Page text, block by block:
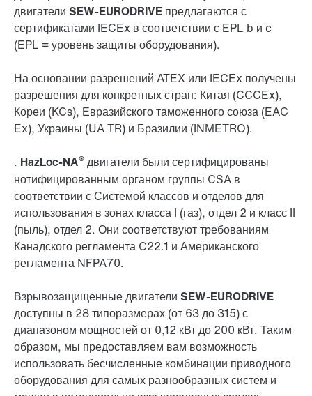
двигатели SEW-EURODRIVE предлагаются с
сертификатами IECEx в соответствии с EPL b и c
(EPL = уровень защиты оборудования).
На основании разрешений ATEX или IECEx получены
разрешения для конкретных стран: Китая (CCCEx),
Кореи (KCs), Евразийского таможенного союза (EAC
Ex), Украины (UA TR) и Бразилии (INMETRO).
. HazLoc-NA® двигатели были сертифицированы
нотифицированным органом группы CSA в
соответствии с Системой классов и отделов для
использования в зонах класса I (газ), отдел 2 и класс II
(пыль), отдел 2. Они соответствуют требованиям
Канадского регламента C22.1 и Американского
регламента NFPA70.
Взрывозащищенные двигатели SEW-EURODRIVE
доступны в 28 типоразмерах (от 63 до 315) с
диапазоном мощностей от 0,12 кВт до 200 кВт. Таким
образом, мы предоставляем вам возможность
использовать бесчисленные комбинации приводного
оборудования для самых разнообразных систем и